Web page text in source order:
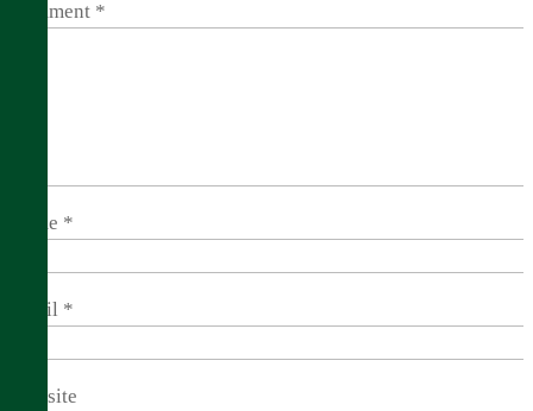
Comment *
Name *
Email *
Website